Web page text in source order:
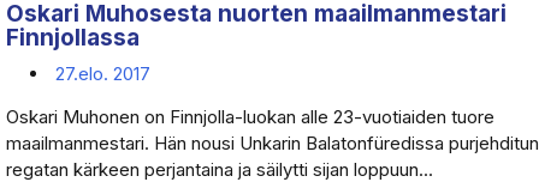
Oskari Muhosesta nuorten maailmanmestari
Finnjollassa
27.elo. 2017
Oskari Muhonen on Finnjolla-luokan alle 23-vuotiaiden tuore
maailmanmestari. Hän nousi Unkarin Balatonfüredissa purjehditun
regatan kärkeen perjantaina ja säilytti sijan loppuun...